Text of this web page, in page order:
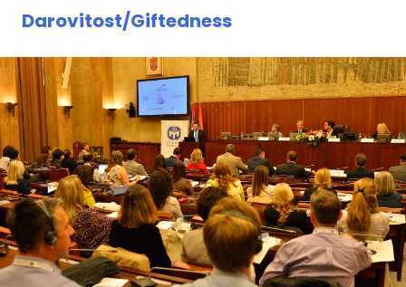
Darovitost/Giftedness